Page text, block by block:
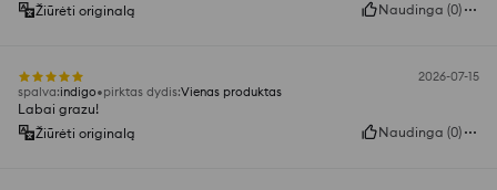
Žiūrėti originalą
Naudinga (0)
2026-07-15
spalva:indigo pirktas dydis:Vienas produktas
Labai grazu!
Žiūrėti originalą
Naudinga (0)